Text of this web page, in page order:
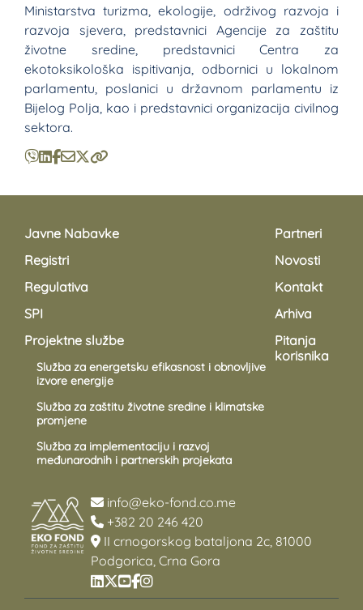
Ministarstva turizma, ekologije, održivog razvoja i
razvoja sjevera, predstavnici Agencije za zaštitu
životne sredine, predstavnici Centra za
ekotoksikološka ispitivanja, odbornici u lokalnom
parlamentu, poslanici u državnom parlamentu iz
Bijelog Polja, kao i predstavnici organizacija civilnog
sektora.
Javne Nabavke
Registri
Regulativa
SPI
Projektne službe
Služba za energetsku efikasnost i obnovljive
izvore energije
Služba za zaštitu životne sredine i klimatske
promjene
Služba za implementaciju i razvoj
međunarodnih i partnerskih projekata
Partneri
Novosti
Kontakt
Arhiva
Pitanja
korisnika
info@eko-fond.co.me
+382 20 246 420
II crnogorskog bataljona 2c, 81000
Podgorica, Crna Gora